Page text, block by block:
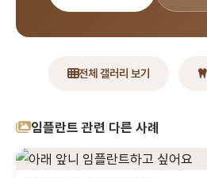
전체 갤러리 보기
임플란트 관련 다른 사례